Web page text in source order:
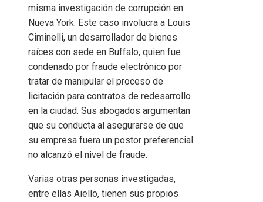
misma investigación de corrupción en
Nueva York. Este caso involucra a Louis
Ciminelli, un desarrollador de bienes
raíces con sede en Buffalo, quien fue
condenado por fraude electrónico por
tratar de manipular el proceso de
licitación para contratos de redesarrollo
en la ciudad. Sus abogados argumentan
que su conducta al asegurarse de que
su empresa fuera un postor preferencial
no alcanzó el nivel de fraude.
Varias otras personas investigadas,
entre ellas Aiello, tienen sus propios